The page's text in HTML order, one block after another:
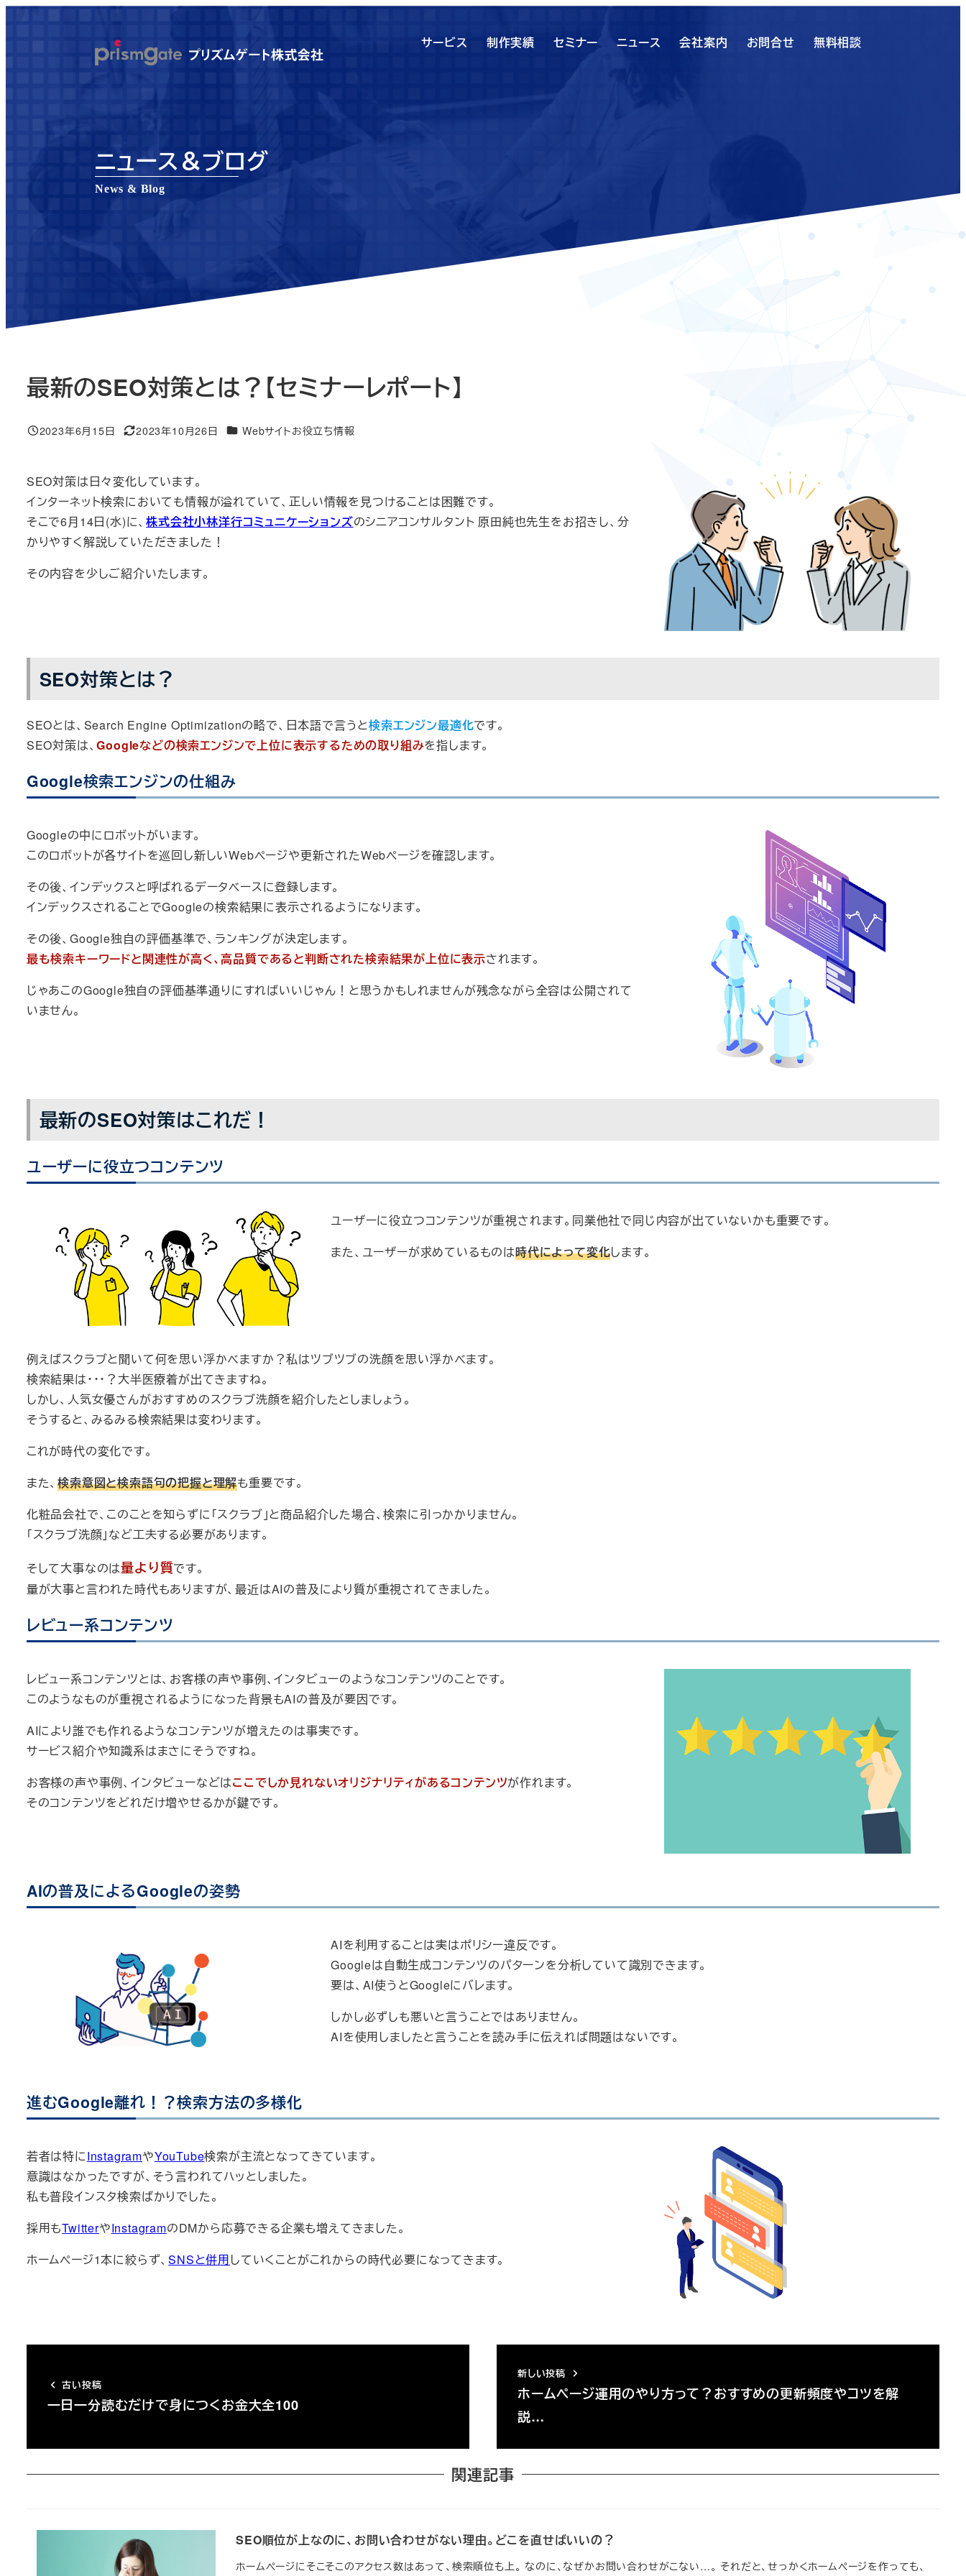
サービス 制作実績 セミナー ニュース 会社案内 お問合せ 無料相談
ニュース＆ブログ
News & Blog
最新のSEO対策とは？【セミナーレポート】
投稿日
2023年6月15日
更新日
2023年10月26日 ニュース＆ブログカテゴリー
Webサイトお役立ち情報
SEO対策は日々変化しています。
インターネット検索においても情報が溢れていて、正しい情報を見つけることは困難です。
そこで6月14日(水)に、株式会社小林洋行コミュニケーションズのシニアコンサルタント 原田純也先生をお招きし、分
かりやすく解説していただきました！
その内容を少しご紹介いたします。
SEO対策とは？
SEOとは、Search Engine Optimizationの略で、日本語で言うと検索エンジン最適化です。
SEO対策は、Googleなどの検索エンジンで上位に表示するための取り組みを指します。
Google検索エンジンの仕組み
Googleの中にロボットがいます。
このロボットが各サイトを巡回し新しいWebページや更新されたWebページを確認します。
その後、インデックスと呼ばれるデータベースに登録します。
インデックスされることでGoogleの検索結果に表示されるようになります。
その後、Google独自の評価基準で、ランキングが決定します。
最も検索キーワードと関連性が高く、高品質であると判断された検索結果が上位に表示されます。
じゃあこのGoogle独自の評価基準通りにすればいいじゃん！と思うかもしれませんが残念ながら全容は公開されて
いません。
最新のSEO対策はこれだ！
ユーザーに役立つコンテンツ
ユーザーに役立つコンテンツが重視されます。同業他社で同じ内容が出ていないかも重要です。
また、ユーザーが求めているものは時代によって変化します。
例えばスクラブと聞いて何を思い浮かべますか？私はツブツブの洗顔を思い浮かべます。
検索結果は・・・？大半医療着が出てきますね。
しかし、人気女優さんがおすすめのスクラブ洗顔を紹介したとしましょう。
そうすると、みるみる検索結果は変わります。
これが時代の変化です。
また、検索意図と検索語句の把握と理解も重要です。
化粧品会社で、このことを知らずに「スクラブ」と商品紹介した場合、検索に引っかかりません。
「スクラブ洗顔」など工夫する必要があります。
そして大事なのは量より質です。
量が大事と言われた時代もありますが、最近はAIの普及により質が重視されてきました。
レビュー系コンテンツ
レビュー系コンテンツとは、お客様の声や事例、インタビューのようなコンテンツのことです。
このようなものが重視されるようになった背景もAIの普及が要因です。
AIにより誰でも作れるようなコンテンツが増えたのは事実です。
サービス紹介や知識系はまさにそうですね。
お客様の声や事例、インタビューなどはここでしか見れないオリジナリティがあるコンテンツが作れます。
そのコンテンツをどれだけ増やせるかが鍵です。
AIの普及によるGoogleの姿勢
AIを利用することは実はポリシー違反です。
Googleは自動生成コンテンツのパターンを分析していて識別できます。
要は、AI使うとGoogleにバレます。
しかし必ずしも悪いと言うことではありません。
AIを使用しましたと言うことを読み手に伝えれば問題はないです。
進むGoogle離れ！？検索方法の多様化
若者は特にInstagramやYouTube検索が主流となってきています。
意識はなかったですが、そう言われてハッとしました。
私も普段インスタ検索ばかりでした。
採用もTwitterやInstagramのDMから応募できる企業も増えてきました。
ホームページ1本に絞らず、SNSと併用していくことがこれからの時代必要になってきます。
古い投稿
一日一分読むだけで身につくお金大全100
新しい投稿
ホームページ運用のやり方って？おすすめの更新頻度やコツを解
説…
関連記事
SEO順位が上なのに、お問い合わせがない理由。どこを直せばいいの？
ホームページにそこそこのアクセス数はあって、検索順位も上。 なのに、なぜかお問い合わせがこない…。 それだと、せっかくホームページを作っても、